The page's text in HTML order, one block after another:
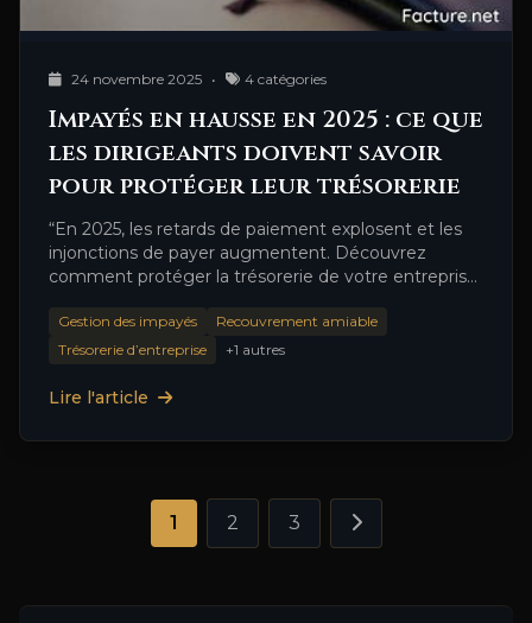
24 novembre 2025 • 4 catégories
Impayés en hausse en 2025 : ce que
les dirigeants doivent savoir
pour protéger leur trésorerie
“En 2025, les retards de paiement explosent et les
injonctions de payer augmentent. Découvrez
comment protéger la trésorerie de votre entreprise
Gestion des impayés
Recouvrement amiable
Trésorerie d’entreprise
+1 autres
Lire l'article
1 2 3